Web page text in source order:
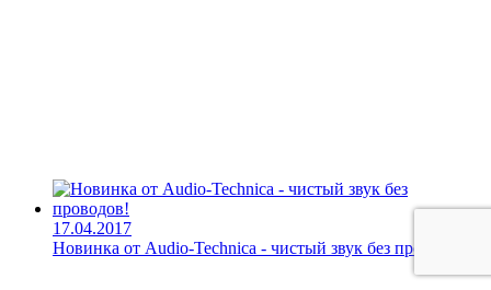
17.04.2017
Новинка от Audio-Technica - чистый звук без проводов!